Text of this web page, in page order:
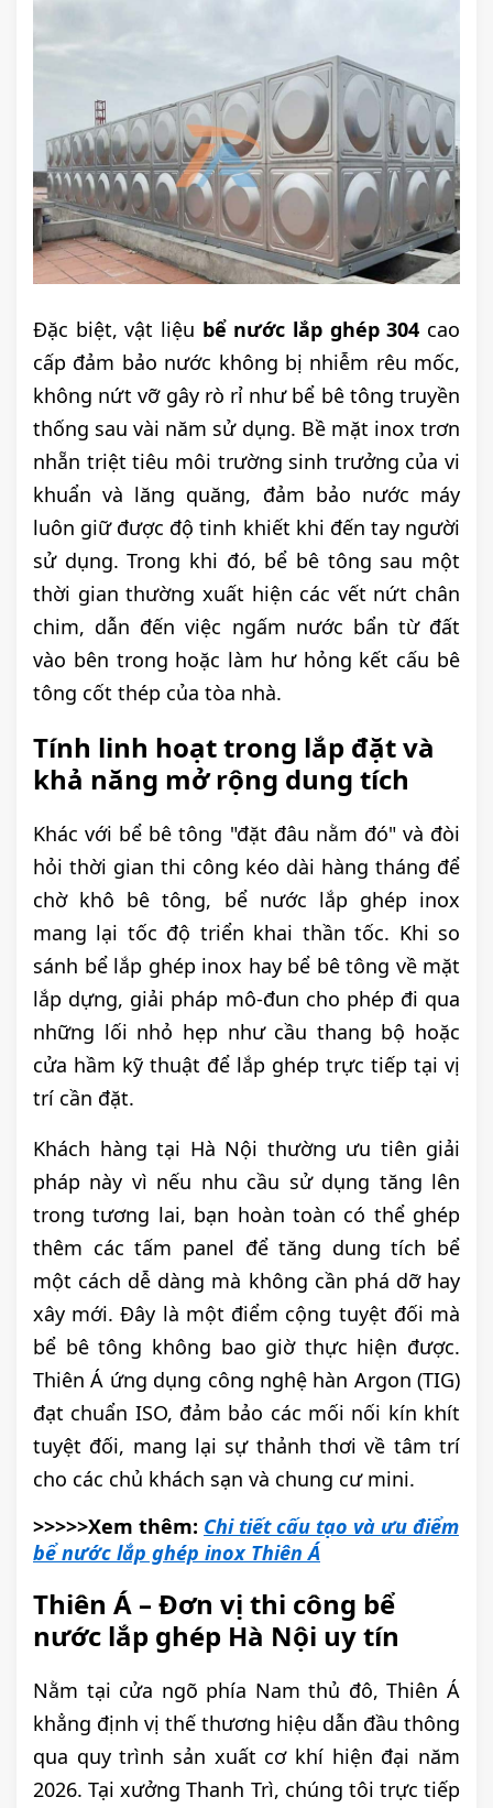
Đặc biệt, vật liệu bể nước lắp ghép 304 cao
cấp đảm bảo nước không bị nhiễm rêu mốc,
không nứt vỡ gây rò rỉ như bể bê tông truyền
thống sau vài năm sử dụng. Bề mặt inox trơn
nhẵn triệt tiêu môi trường sinh trưởng của vi
khuẩn và lăng quăng, đảm bảo nước máy
luôn giữ được độ tinh khiết khi đến tay người
sử dụng. Trong khi đó, bể bê tông sau một
thời gian thường xuất hiện các vết nứt chân
chim, dẫn đến việc ngấm nước bẩn từ đất
vào bên trong hoặc làm hư hỏng kết cấu bê
tông cốt thép của tòa nhà.
Tính linh hoạt trong lắp đặt và
khả năng mở rộng dung tích
Khác với bể bê tông "đặt đâu nằm đó" và đòi
hỏi thời gian thi công kéo dài hàng tháng để
chờ khô bê tông, bể nước lắp ghép inox
mang lại tốc độ triển khai thần tốc. Khi so
sánh bể lắp ghép inox hay bể bê tông về mặt
lắp dựng, giải pháp mô-đun cho phép đi qua
những lối nhỏ hẹp như cầu thang bộ hoặc
cửa hầm kỹ thuật để lắp ghép trực tiếp tại vị
trí cần đặt.
Khách hàng tại Hà Nội thường ưu tiên giải
pháp này vì nếu nhu cầu sử dụng tăng lên
trong tương lai, bạn hoàn toàn có thể ghép
thêm các tấm panel để tăng dung tích bể
một cách dễ dàng mà không cần phá dỡ hay
xây mới. Đây là một điểm cộng tuyệt đối mà
bể bê tông không bao giờ thực hiện được.
Thiên Á ứng dụng công nghệ hàn Argon (TIG)
đạt chuẩn ISO, đảm bảo các mối nối kín khít
tuyệt đối, mang lại sự thảnh thơi về tâm trí
cho các chủ khách sạn và chung cư mini.
>>>>>Xem thêm: Chi tiết cấu tạo và ưu điểm
bể nước lắp ghép inox Thiên Á
Thiên Á – Đơn vị thi công bể
nước lắp ghép Hà Nội uy tín
Nằm tại cửa ngõ phía Nam thủ đô, Thiên Á
khẳng định vị thế thương hiệu dẫn đầu thông
qua quy trình sản xuất cơ khí hiện đại năm
2026. Tại xưởng Thanh Trì, chúng tôi trực tiếp